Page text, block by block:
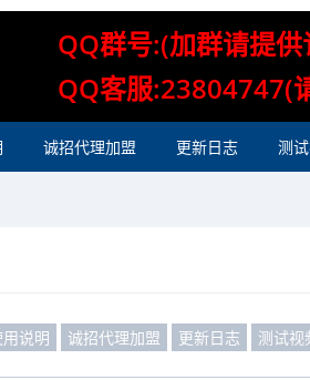
QQ群号:(加群请提供
QQ客服:23804747(
诚招代理加盟 更新日志 测
说明 诚招代理加盟 更新日志 测试视